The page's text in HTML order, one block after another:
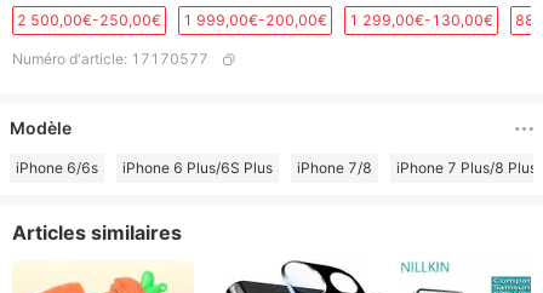
2 500,00€-250,00€ 1 999,00€-200,00€ 1 299,00€-130,00€
Numéro d'article: 17170577
Modèle
iPhone 6/6s iPhone 6 Plus/6S Plus iPhone 7/8 iPhone 7 Plus/8 Plus
Articles similaires